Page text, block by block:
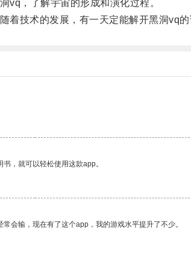
，了解宇宙的形成和演化过程。
技术的发展，有一天定能解开黑洞vq的
，就可以轻松使用这款app。
会输，现在有了这个app，我的游戏水平提升了不少。